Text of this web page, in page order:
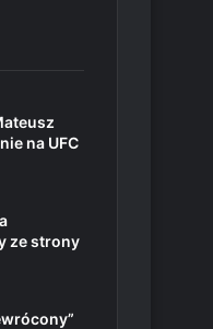
na UFC
ze strony